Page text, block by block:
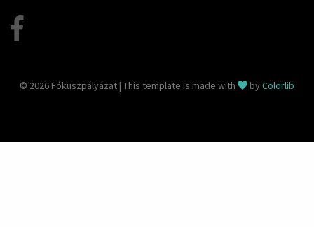
© 2026 Fókuszpályázat | This template is made with byColorlib